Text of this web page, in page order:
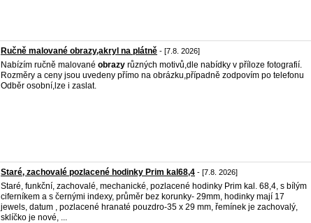
Ručně malované obrazy,akryl na plátně - [7.8. 2026]
Nabízím ručně malované obrazy různých motivů,dle nabídky v příloze fotografií.
Rozměry a ceny jsou uvedeny přímo na obrázku,případně zodpovím po telefonu
Odběr osobní,lze i zaslat.
Staré, zachovalé pozlacené hodinky Prim kal68,4 - [7.8. 2026]
Staré, funkční, zachovalé, mechanické, pozlacené hodinky Prim kal. 68,4, s bílým
ciferníkem a s černými indexy, průměr bez korunky- 29mm, hodinky mají 17
jewels, datum , pozlacené hranaté pouzdro-35 x 29 mm, řemínek je zachovalý,
sklíčko je nové, ...